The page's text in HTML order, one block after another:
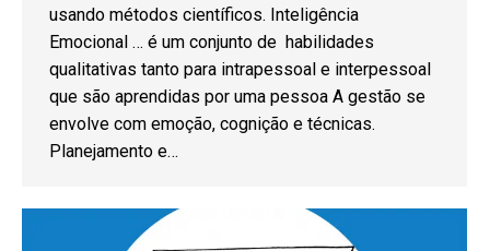
usando métodos científicos. Inteligência
Emocional … é um conjunto de habilidades
qualitativas tanto para intrapessoal e interpessoal
que são aprendidas por uma pessoa A gestão se
envolve com emoção, cognição e técnicas.
Planejamento e…